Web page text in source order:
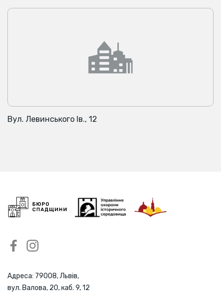
Вул. Левинського Ів., 12
Адреса: 79008, Львів,
вул. Валова, 20, каб. 9, 12